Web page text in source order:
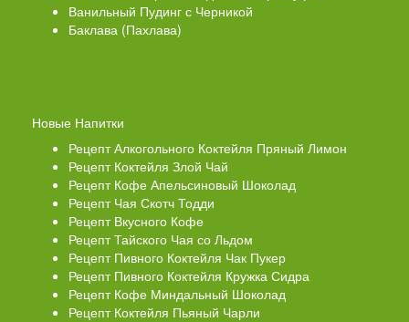
Ванильный Пудинг с Черникой
Баклава (Пахлава)
Новые Напитки
Рецепт Алкогольного Коктейля Пряный Лимон
Рецепт Коктейля Злой Чай
Рецепт Кофе Апельсиновый Шоколад
Рецепт Чая Скотч Тодди
Рецепт Вкусного Кофе
Рецепт Тайского Чая со Льдом
Рецепт Пивного Коктейля Чак Пукер
Рецепт Пивного Коктейля Кружка Сидра
Рецепт Кофе Миндальный Шоколад
Рецепт Коктейля Пьяный Чарли